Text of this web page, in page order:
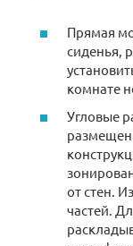
Прямая
сиденья,
комнате
Угловые
от стен.
частей.